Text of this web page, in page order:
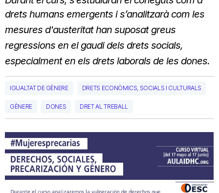
drets humans emergents is’analitzarà com les
mesures d'austeritat han suposat greus
regressions en el gaudi dels drets socials,
especialment en els drets laborals de les dones.
IGUALTAT DE GÈNERE DRETS ECONÒMICS, SOCIALS I CULTURALS
GÈNERE DONES DRET AL TREBALL